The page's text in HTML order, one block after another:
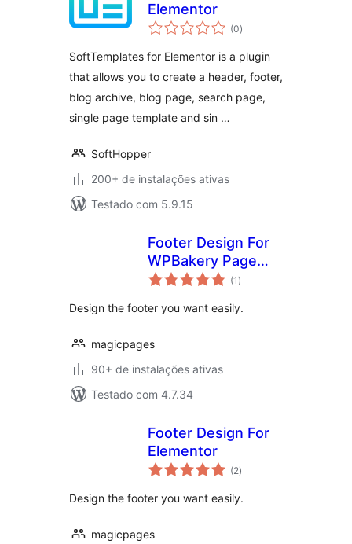
Elementor
(0total
de
)
SoftTemplates for Elementor is a plugin
that allows you to create a header, footer,
blog archive, blog page, search page,
single page template and sin …
SoftHopper
200+ de instalações ativas
Testado com 5.9.15
Footer Design For
WPBakery Page
Builder
(1 total
de
)
Design the footer you want easily.
magicpages
90+ de instalações ativas
Testado com 4.7.34
Footer Design For
Elementor
(2total
de
)
Design the footer you want easily.
magicpages